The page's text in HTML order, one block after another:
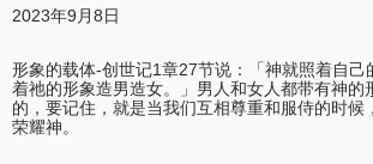
2023年9月8日
形象的载体-创世记1章27节说：「神就照着自己
着祂的形象造男造女。」男人和女人都带有神的
的，要记住，就是当我们互相尊重和服侍的时候
荣耀神。